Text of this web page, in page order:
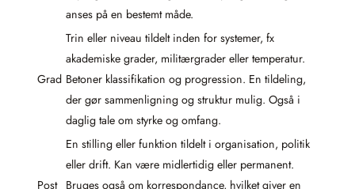
anses på en bestemt måde.
Grad
Trin eller niveau tildelt inden for systemer, fx
akademiske grader, militærgrader eller temperatur.
Betoner klassifikation og progression. En tildeling,
der gør sammenligning og struktur mulig. Også i
daglig tale om styrke og omfang.
Post
En stilling eller funktion tildelt i organisation, politik
eller drift. Kan være midlertidig eller permanent.
Bruges også om korrespondance, hvilket giver en